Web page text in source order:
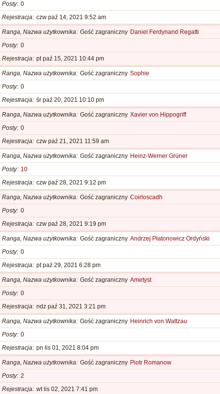
Posty 0
Rejestracja czw paź 14, 2021 9:52 am
Ranga, Nazwa użytkownika Gość zagraniczny Daniel Ferdynand Regatti
Posty 0
Rejestracja pt paź 15, 2021 10:44 pm
Ranga, Nazwa użytkownika Gość zagraniczny Sophie
Posty 0
Rejestracja śr paź 20, 2021 10:10 pm
Ranga, Nazwa użytkownika Gość zagraniczny Xavier von Hippogriff
Posty 0
Rejestracja czw paź 21, 2021 11:59 am
Ranga, Nazwa użytkownika Gość zagraniczny Heinz-Werner Grüner
Posty
10
Rejestracja czw paź 28, 2021 9:12 pm
Ranga, Nazwa użytkownika Gość zagraniczny Coirloscadh
Posty 0
Rejestracja czw paź 28, 2021 9:19 pm
Ranga, Nazwa użytkownika Gość zagraniczny Andrzej Płatonowicz Ordyński
Posty 0
Rejestracja pt paź 29, 2021 6:28 pm
Ranga, Nazwa użytkownika Gość zagraniczny Ametyst
Posty 0
Rejestracja ndz paź 31, 2021 3:21 pm
Ranga, Nazwa użytkownika Gość zagraniczny Heinrich von Wattzau
Posty 0
Rejestracja pn lis 01, 2021 8:04 pm
Ranga, Nazwa użytkownika Gość zagraniczny Piotr Romanow
Posty 2
Rejestracja wt lis 02, 2021 7:41 pm